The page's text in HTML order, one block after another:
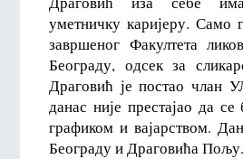
уметничку каријеру. Само
завршеног Факултета
Београду, одсек за
Драговић је постао члан
данас није престајао да
графиком и вајарством.
Београду и Драговића Пољу.